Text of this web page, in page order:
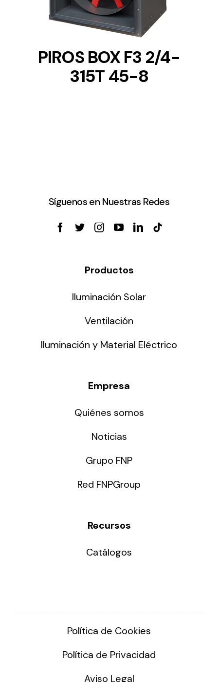
PIROS BOX F3 2/4-
315T 45-8
Síguenos en Nuestras Redes
Productos
Iluminación Solar
Ventilación
Iluminación y Material Eléctrico
Empresa
Quiénes somos
Noticias
Grupo FNP
Red FNPGroup
Recursos
Catálogos
Política de Cookies
Política de Privacidad
Aviso Legal